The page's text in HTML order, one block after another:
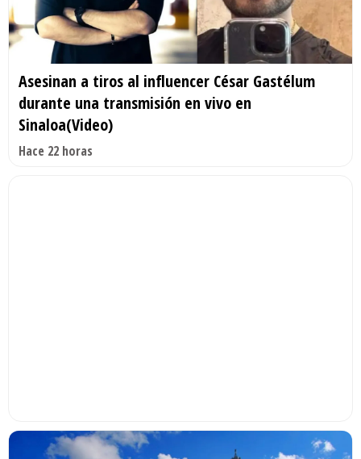
Asesinan a tiros al influencer César Gastélum
durante una transmisión en vivo en
Sinaloa(Video)
Hace 22 horas